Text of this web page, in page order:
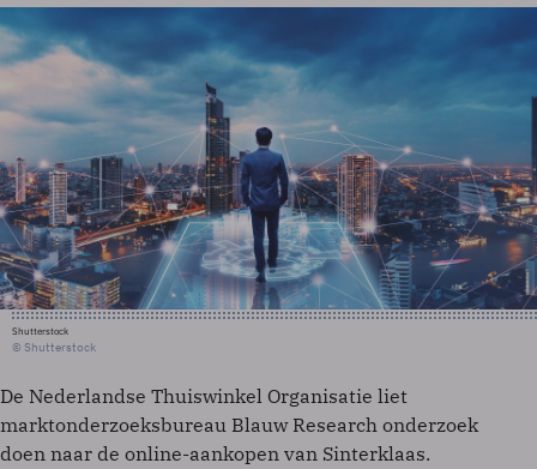
Shutterstock
© Shutterstock
De Nederlandse Thuiswinkel Organisatie liet
marktonderzoeksbureau Blauw Research onderzoek
doen naar de online-aankopen van Sinterklaas.